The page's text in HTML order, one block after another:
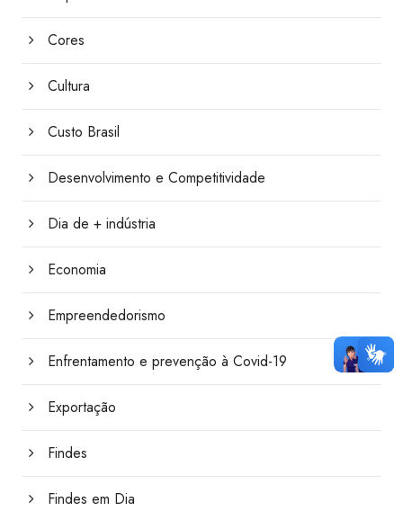
Cores
Cultura
Custo Brasil
Desenvolvimento e Competitividade
Dia de + indústria
Economia
Empreendedorismo
Enfrentamento e prevenção à Covid-19
Exportação
Findes
Findes em Dia